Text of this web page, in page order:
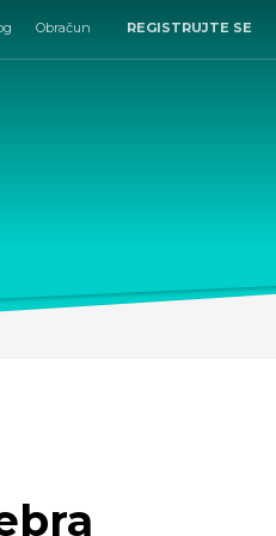
Obračun REGISTRUJTE SE